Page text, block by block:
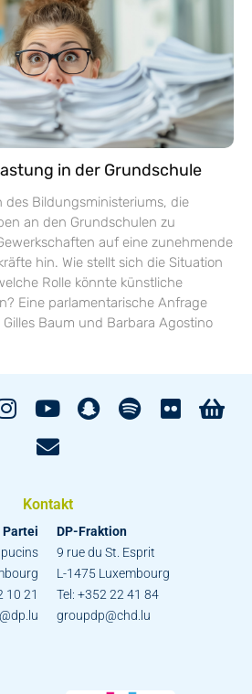
in der Grundschule
des Bildungsministeriums, die
an den Grundschulen zu
auf eine zunehmende
hin. Wie stellt sich die Situation
Rolle könnte künstliche
Eine parlamentarische Anfrage
Baum und Barbara Agostino
Kontakt
Partei
10 21
DP-Fraktion
9 rue du St. Esprit
L-1475 Luxembourg
Tel: +352 22 41 84
groupdp@chd.lu